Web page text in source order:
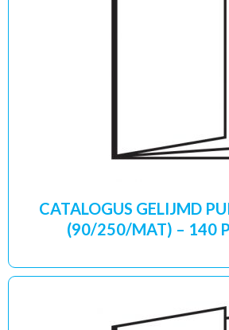
CATALOGUS GELIJMD
(90/250/MAT) – 140